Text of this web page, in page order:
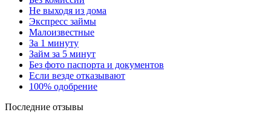
Не выходя из дома
Экспресс займы
Малоизвестные
За 1 минуту
Займ за 5 минут
Без фото паспорта и документов
Если везде отказывают
100% одобрение
Последние отзывы